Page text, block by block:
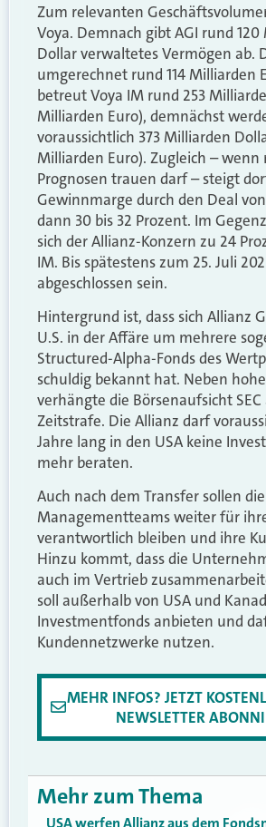
Zum relevanten
Voya. Demnach gibt AGI rund
Dollar verwaltetes Vermögen ab.
umgerechnet rund 114 Milliarden
betreut Voya IM rund 253
Milliarden Euro), demnächst
voraussichtlich 373 Milliarden
Milliarden Euro). Zugleich – wenn
Prognosen trauen darf – steigt
Gewinnmarge durch den Deal
dann 30 bis 32 Prozent. Im
sich der Allianz-Konzern zu 24
IM. Bis spätestens zum 25. Juli
abgeschlossen sein.
Hintergrund ist, dass sich Allianz
U.S. in der Affäre um mehrere
Structured-Alpha-Fonds des
schuldig bekannt hat. Neben
verhängte die Börsenaufsicht
Zeitstrafe. Die Allianz darf
Jahre lang in den USA keine
mehr beraten.
Auch nach dem Transfer sollen die
Managementteams weiter für
verantwortlich bleiben und ihre
Hinzu kommt, dass die
auch im Vertrieb
soll außerhalb von USA und
Investmentfonds anbieten und
Kundennetzwerke nutzen.
MEHR INFOS? JETZT
NEWSLETTER
Mehr zum Thema
USA werfen Allianz aus dem